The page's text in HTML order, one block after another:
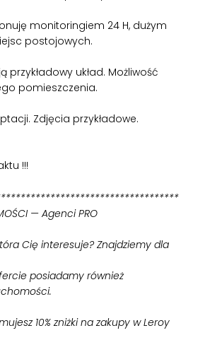
monitoringiem 24 H, dużym
postojowych.
przykładowy układ. Możliwość
pomieszczenia.
Zdjęcia przykładowe.
!!!
— Agenci PRO
Cię interesuje? Znajdziemy dla
posiadamy również
10% zniżki na zakupy w Leroy